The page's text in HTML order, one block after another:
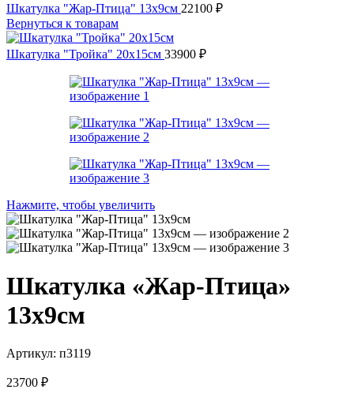
Шкатулка "Жар-Птица" 13х9см 22100 ₽
Вернуться к товарам
Шкатулка "Тройка" 20х15см 33900 ₽
Нажмите, чтобы увеличить
Шкатулка «Жар-Птица»
13х9см
Артикул: п3119
23700 ₽